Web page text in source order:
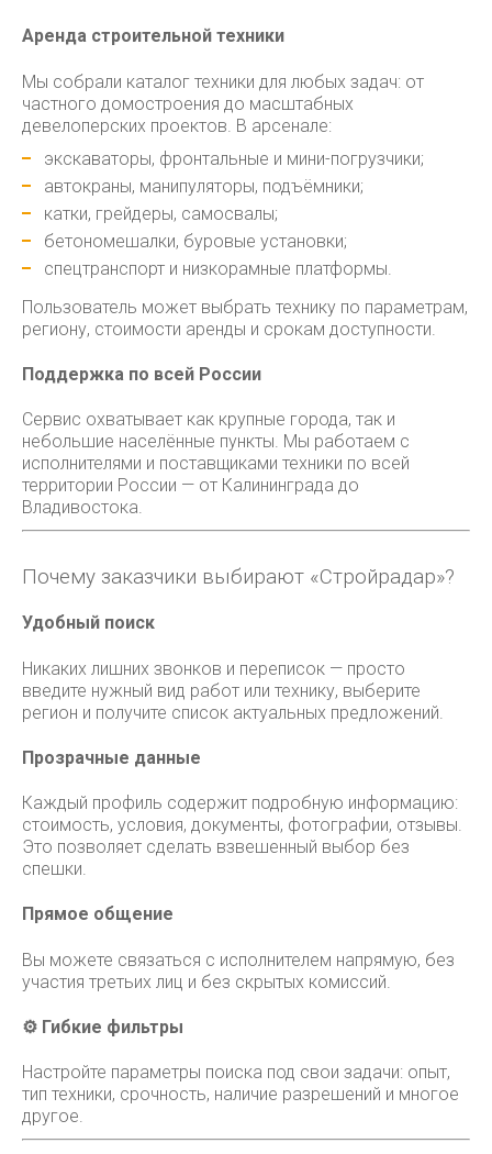
Аренда строительной техники
Мы собрали каталог техники для любых задач: от
частного домостроения до масштабных
девелоперских проектов. В арсенале:
экскаваторы, фронтальные и мини-погрузчики;
автокраны, манипуляторы, подъёмники;
катки, грейдеры, самосвалы;
бетономешалки, буровые установки;
спецтранспорт и низкорамные платформы.
Пользователь может выбрать технику по параметрам,
региону, стоимости аренды и срокам доступности.
Поддержка по всей России
Сервис охватывает как крупные города, так и
небольшие населённые пункты. Мы работаем с
исполнителями и поставщиками техники по всей
территории России — от Калининграда до
Владивостока.
Почему заказчики выбирают «Стройрадар»?
Удобный поиск
Никаких лишних звонков и переписок — просто
введите нужный вид работ или технику, выберите
регион и получите список актуальных предложений.
Прозрачные данные
Каждый профиль содержит подробную информацию:
стоимость, условия, документы, фотографии, отзывы.
Это позволяет сделать взвешенный выбор без
спешки.
Прямое общение
Вы можете связаться с исполнителем напрямую, без
участия третьих лиц и без скрытых комиссий.
⚙ Гибкие фильтры
Настройте параметры поиска под свои задачи: опыт,
тип техники, срочность, наличие разрешений и многое
другое.